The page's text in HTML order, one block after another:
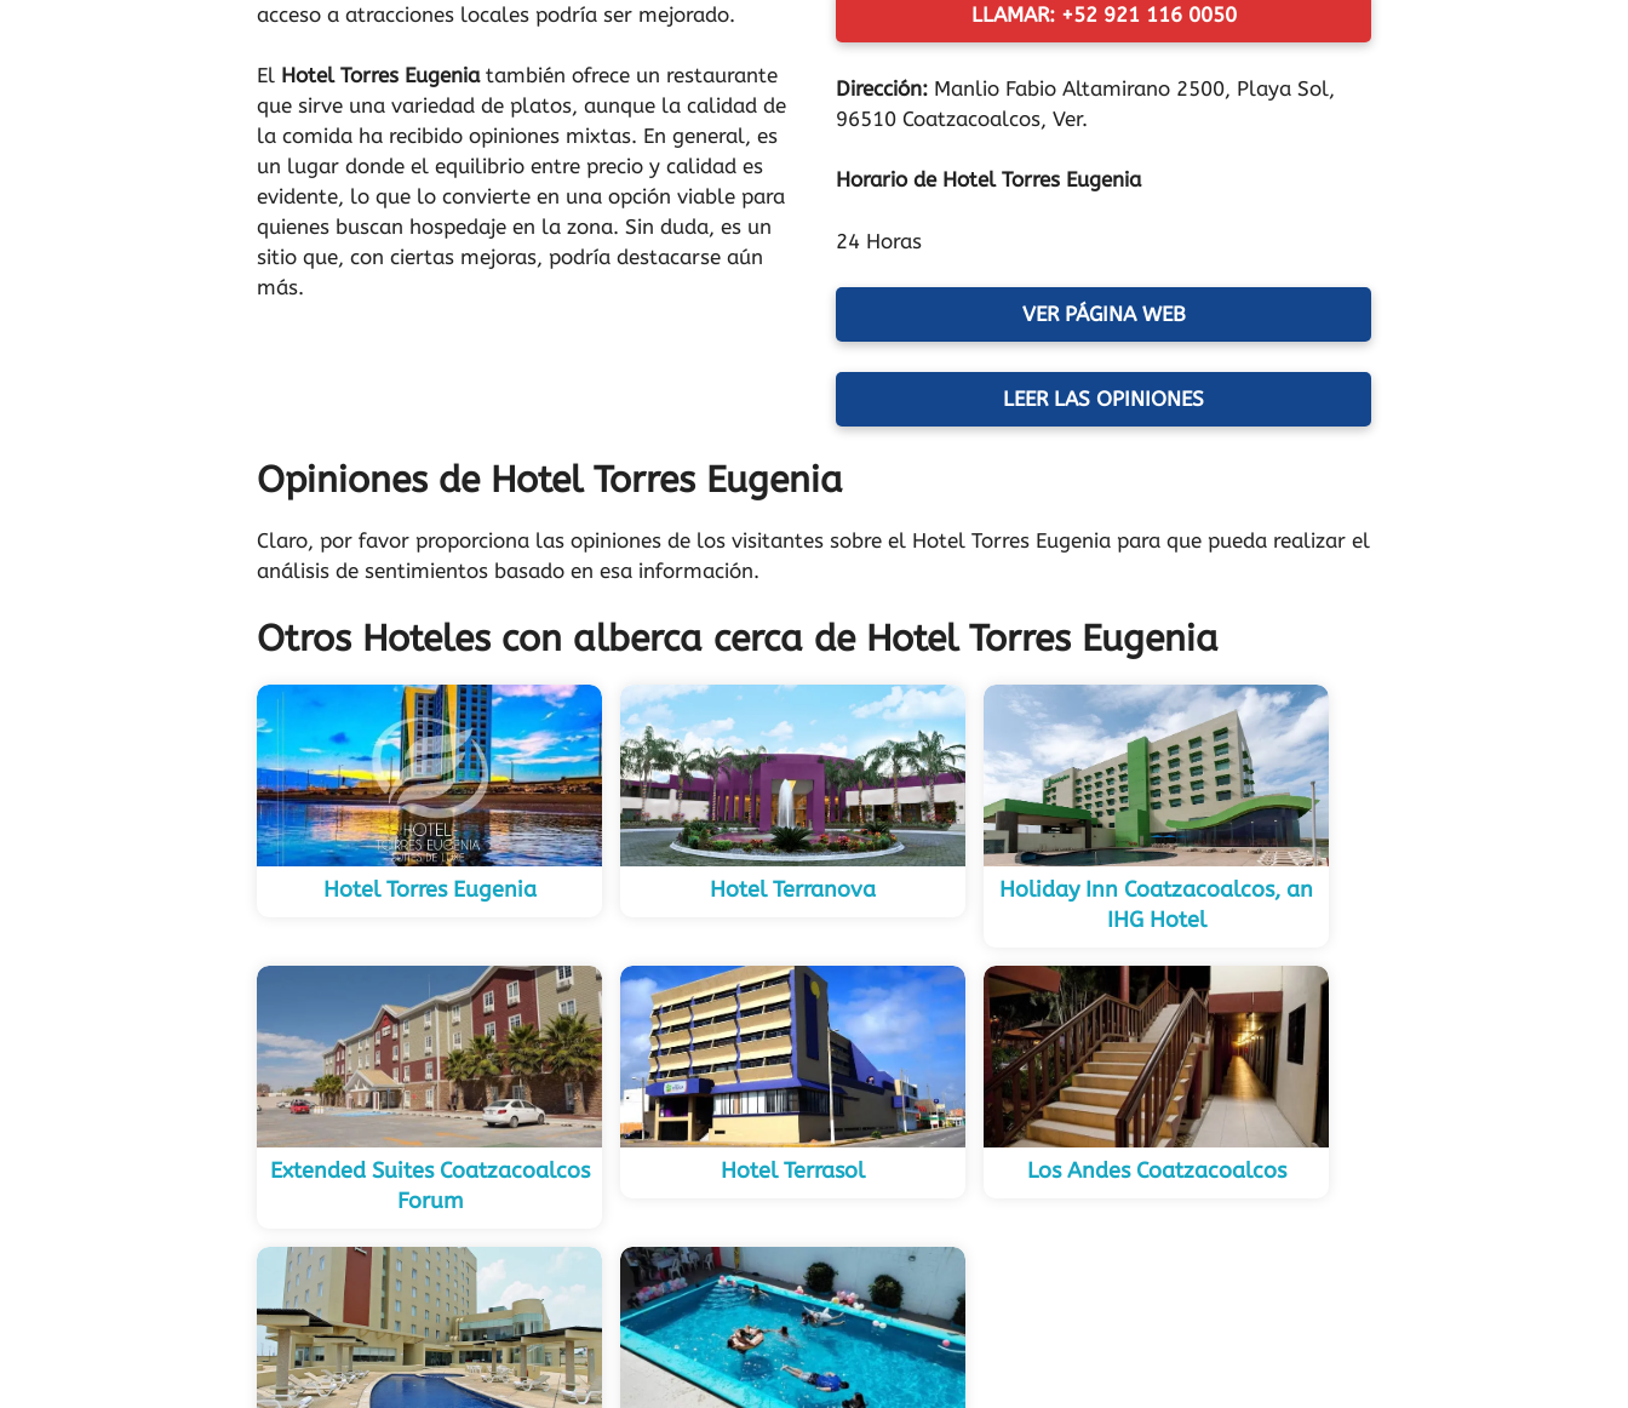
acceso a atracciones locales podría ser mejorado.
El Hotel Torres Eugeniatambién ofrece un restaurante
que sirve una variedad de platos, aunque la calidad de
la comida ha recibido opiniones mixtas. En general, es
un lugar donde el equilibrio entre precio y calidad es
evidente, lo que lo convierte en una opción viable para
quienes buscan hospedaje en la zona. Sin duda, es un
sitio que, con ciertas mejoras, podría destacarse aún
más.
LLAMAR: +52 921 116 0050
Dirección: Manlio Fabio Altamirano 2500, Playa Sol,
96510 Coatzacoalcos, Ver.
Horario de Hotel Torres Eugenia
24 Horas
VER PÁGINA WEB
LEER LAS OPINIONES
Opiniones de Hotel Torres Eugenia
Claro, por favor proporciona las opiniones de los visitantes sobre el Hotel Torres Eugenia para que pueda realizar el
análisis de sentimientos basado en esa información.
Otros Hoteles con alberca cerca de Hotel Torres Eugenia
Hotel Torres Eugenia Hotel Terranova
Holiday Inn Coatzacoalcos, an
IHG Hotel
Extended Suites Coatzacoalcos
Forum
Hotel Terrasol Los Andes Coatzacoalcos